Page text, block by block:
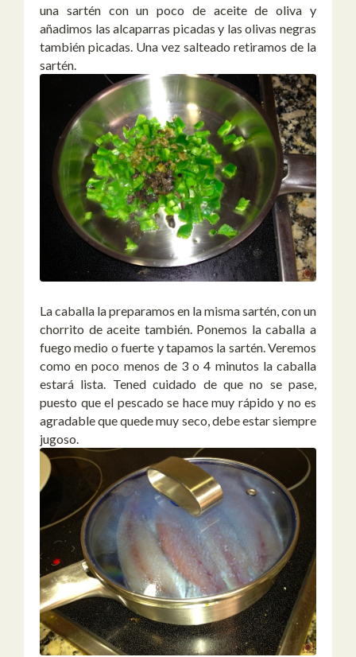
una sartén con un poco de aceite de oliva y
añadimos las alcaparras picadas y las olivas negras
también picadas. Una vez salteado retiramos de la
sartén.
La caballa la preparamos en la misma sartén, con un
chorrito de aceite también. Ponemos la caballa a
fuego medio o fuerte y tapamos la sartén. Veremos
como en poco menos de 3 o 4 minutos la caballa
estará lista. Tened cuidado de que no se pase,
puesto que el pescado se hace muy rápido y no es
agradable que quede muy seco, debe estar siempre
jugoso.